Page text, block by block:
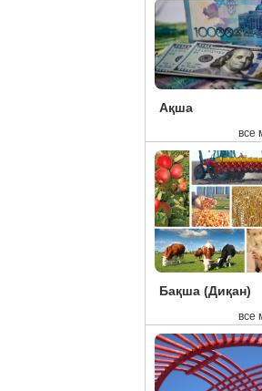
Ақша
все
Бақша (Диқан)
все